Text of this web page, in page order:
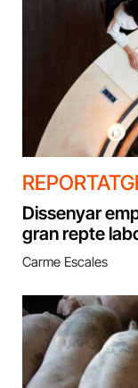
Dissenyar
gran repte
Carme Escales